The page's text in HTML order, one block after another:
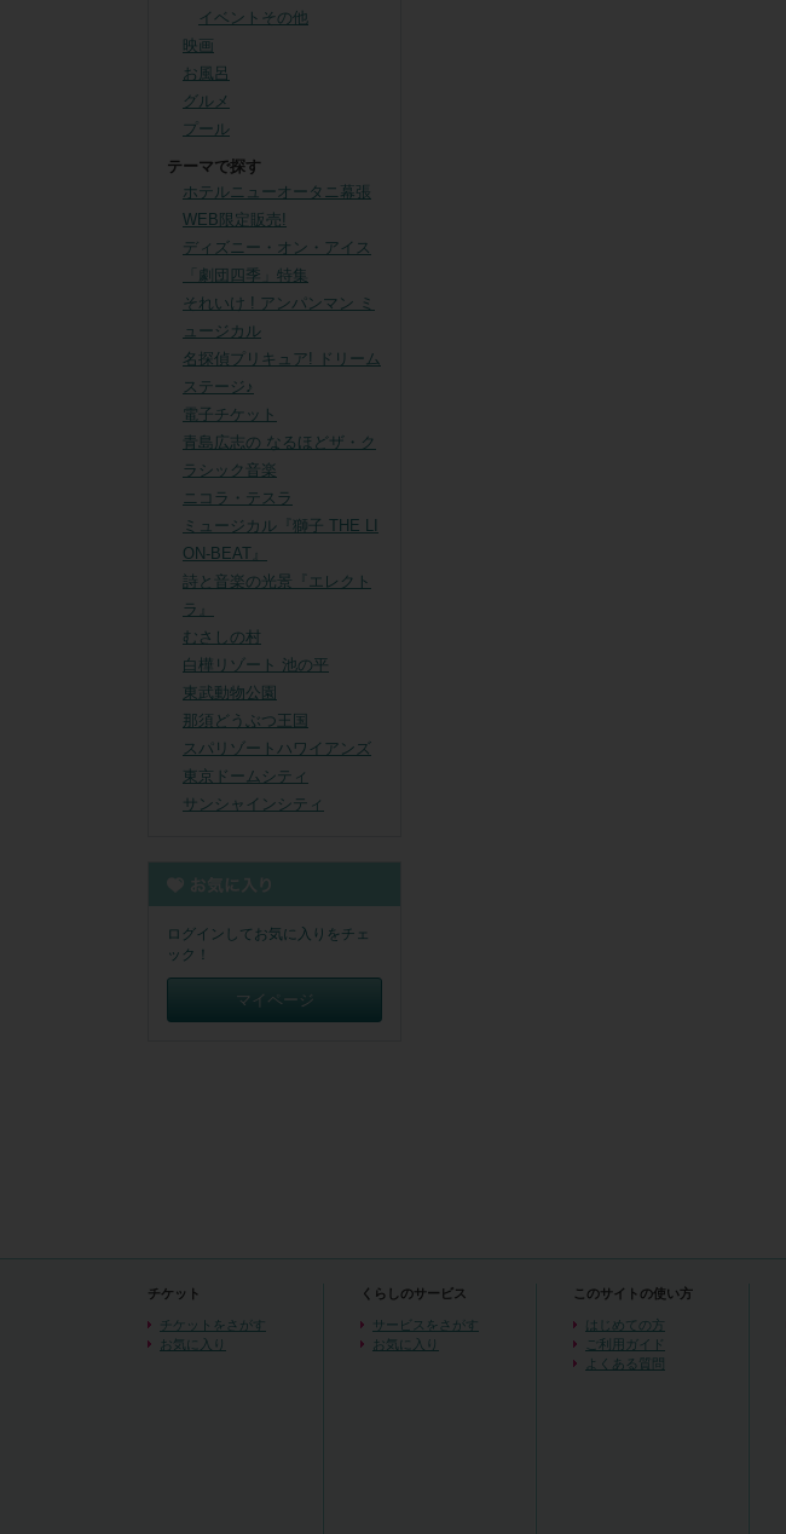
イベントその他
映画
お風呂
グルメ
プール
テーマで探す
ホテルニューオータニ幕張
WEB限定販売!
ディズニー・オン・アイス
「劇団四季」特集
それいけ ! アンパンマン ミ
ュージカル
名探偵プリキュア! ドリーム
ステージ♪
電子チケット
青島広志の なるほどザ・ク
ラシック音楽
ニコラ・テスラ
ミュージカル『獅子 THE LI
ON-BEAT』
詩と音楽の光景『エレクト
ラ』
むさしの村
白樺リゾート 池の平
東武動物公園
那須どうぶつ王国
スパリゾートハワイアンズ
東京ドームシティ
サンシャインシティ
ログインしてお気に入りをチェ
ック！
マイページ
チケット
チケットをさがす
お気に入り
くらしのサービス
サービスをさがす
お気に入り
このサイトの使い方
はじめての方
ご利用ガイド
よくある質問